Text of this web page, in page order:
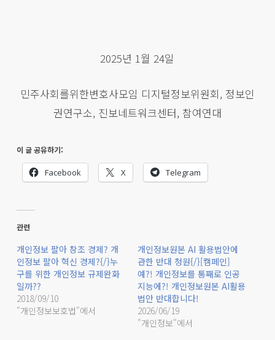
2025년 1월 24일
민주사회를위한변호사모임 디지털정보위원회, 정보인
권연구소, 진보네트워크센터, 참여연대
이 글 공유하기:
Facebook X Telegram
관련
개인정보 팔아 창조 경제? 개
인정보 팔아 혁신 경제?{/}누
구를 위한 개인정보 규제완화
일까??
2018/09/10
"개인정보보호법"에서
개인정보원본 AI 활용법안에
관한 반대 청원{/}[캠페인]
예?! 개인정보를 통째로 인공
지능에?! 개인정보원본 AI활용
법안 반대합니다!
2026/06/19
"개인정보"에서